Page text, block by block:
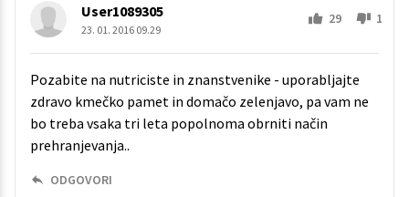
User1089305
23. 01. 2016 09.29
29 1
Pozabite na nutriciste in znanstvenike - uporabljajte
zdravo kmečko pamet in domačo zelenjavo, pa vam ne
bo treba vsaka tri leta popolnoma obrniti način
prehranjevanja..
ODGOVORI